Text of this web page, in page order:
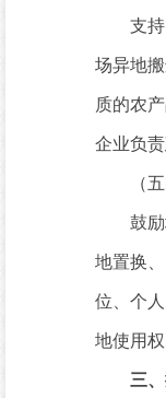
支持以
场异地
质的农
企业负
（五）
鼓励地
地置换
位、个
地使用
三